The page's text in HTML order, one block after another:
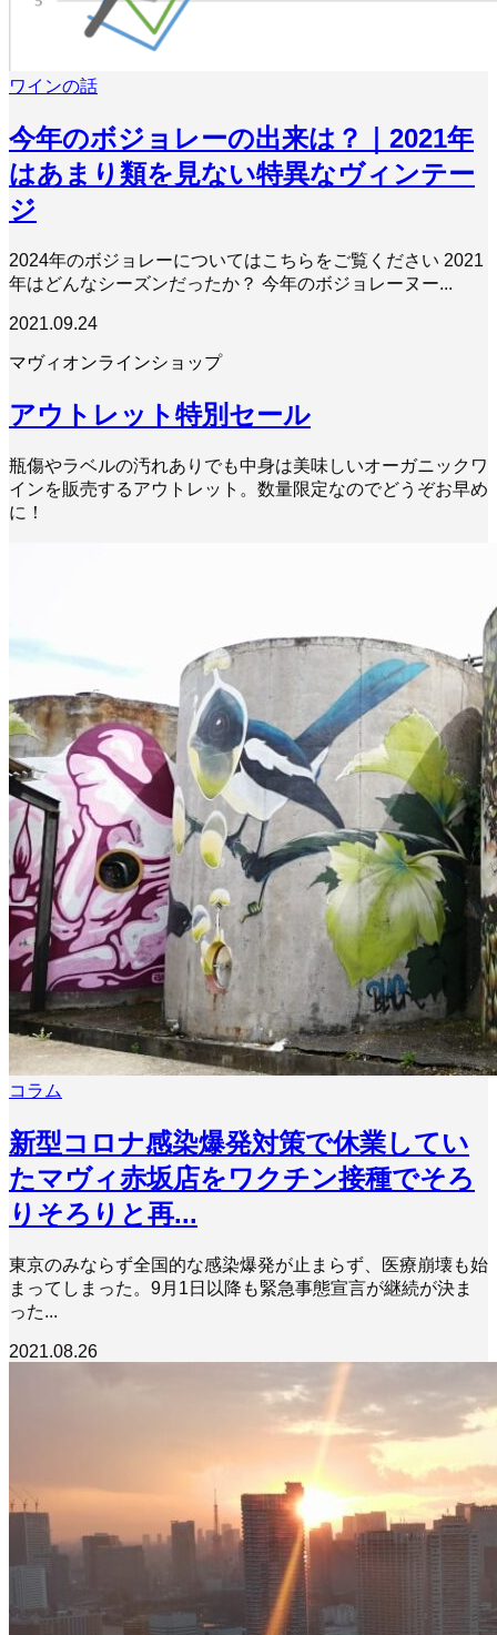
ワインの話
今年のボジョレーの出来は？｜2021年
はあまり類を見ない特異なヴィンテー
ジ
2024年のボジョレーについてはこちらをご覧ください 2021
年はどんなシーズンだったか？ 今年のボジョレーヌー...
2021.09.24
マヴィオンラインショップ
アウトレット特別セール
瓶傷やラベルの汚れありでも中身は美味しいオーガニックワ
インを販売するアウトレット。数量限定なのでどうぞお早め
に！
コラム
新型コロナ感染爆発対策で休業してい
たマヴィ赤坂店をワクチン接種でそろ
りそろりと再...
東京のみならず全国的な感染爆発が止まらず、医療崩壊も始
まってしまった。9月1日以降も緊急事態宣言が継続が決ま
った...
2021.08.26